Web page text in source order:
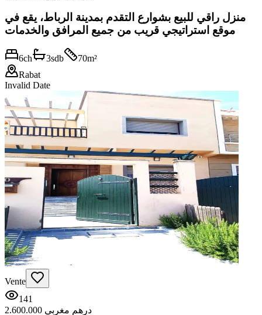
منزل راقي للبيع بشوارع التقدم بمدينة الرباط، يقع في
موقع استراتيجي قريب من جميع المرافق والخدمات
6ch 3sdb 70m²
Rabat
Invalid Date
Vente
141
2.600.000 درهم مغربي